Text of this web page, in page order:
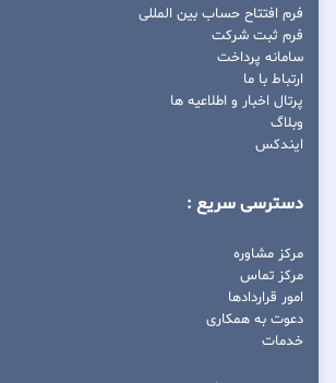
فرم افتتاح حساب بین المللی
فرم ثبت شرکت
سامانه پرداخت
ارتباط با ما
پرتال اخبار و اطلاعیه ها
وبلاگ
ایندکس
دسترسی سریع :
مرکز مشاوره
مرکز تماس
امور قراردادها
دعوت به همکاری
خدمات